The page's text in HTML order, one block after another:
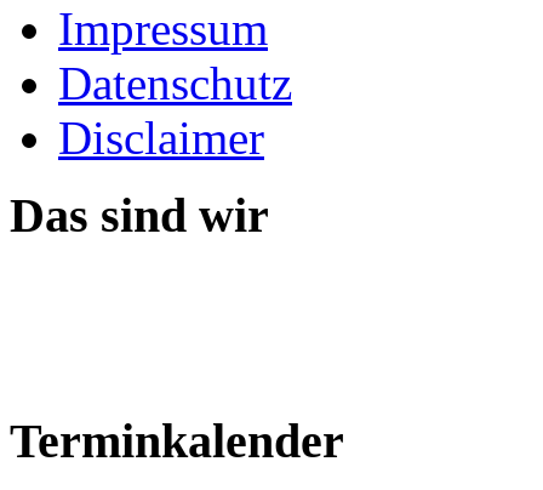
Impressum
Datenschutz
Disclaimer
Das sind wir
Terminkalender